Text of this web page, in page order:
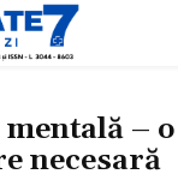
mentală – o
necesară